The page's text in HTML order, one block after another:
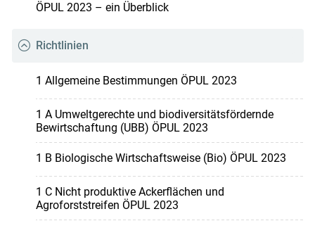
ÖPUL 2023 – ein Überblick
Richtlinien
1 Allgemeine Bestimmungen ÖPUL 2023
1 A Umweltgerechte und biodiversitätsfördernde
Bewirtschaftung (UBB) ÖPUL 2023
1 B Biologische Wirtschaftsweise (Bio) ÖPUL 2023
1 C Nicht produktive Ackerflächen und
Agroforststreifen ÖPUL 2023